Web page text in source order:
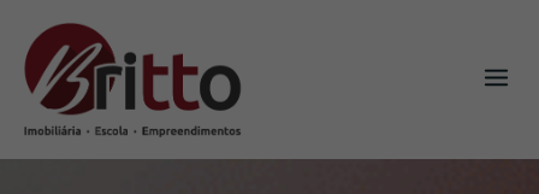
content